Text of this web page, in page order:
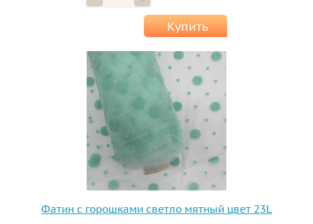
Купить
Фатин с горошками светло мятный цвет 23L